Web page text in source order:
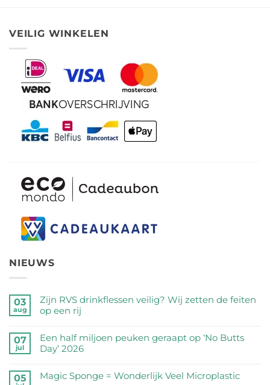
VEILIG WINKELEN
NIEUWS
03
aug
Zijn RVS drinkflessen veilig? Wij zetten de feiten
op een rij
reacties
op
Zijn
drinkflessen
07
jul
Een half miljoen peuken geraapt op ‘No Butts
Day’ 2026
reacties
05
Magic Sponge = Wonderlijk Veel Microplastic